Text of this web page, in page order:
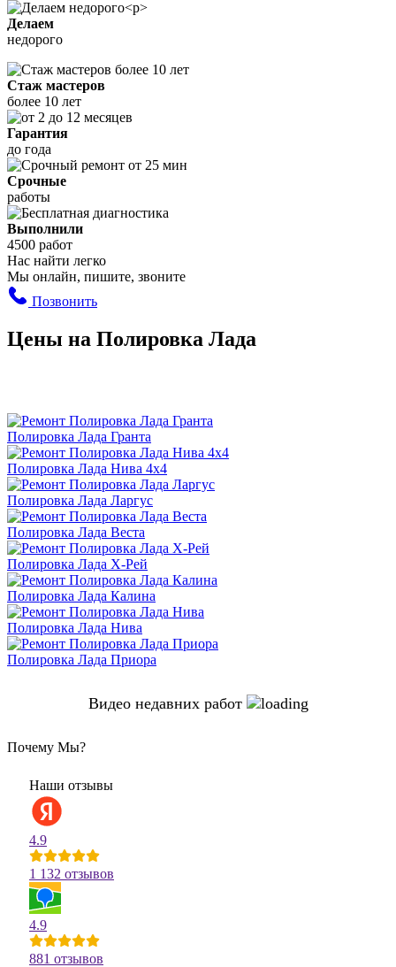
Делаем
недорого
Стаж мастеров
более 10 лет
Гарантия
до года
Срочные
работы
Выполнили
4500 работ
Нас найти легко
Мы онлайн, пишите, звоните
Позвонить
Цены на Полировка Лада
Полировка Лада Гранта
Полировка Лада Нива 4х4
Полировка Лада Ларгус
Полировка Лада Веста
Полировка Лада Х-Рей
Полировка Лада Калина
Полировка Лада Нива
Полировка Лада Приора
Видео недавних работ
Почему Мы?
Наши отзывы
4.9
1 132 отзывов
4.9
881 отзывов